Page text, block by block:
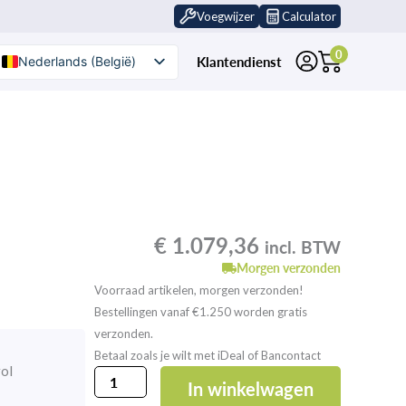
Voegwijzer Calculator
Nederlands (België)
Klantendienst 0
€ 1.079,36 incl. BTW
Morgen verzonden
Voorraad artikelen, morgen verzonden!
Bestellingen vanaf €1.250 worden gratis
verzonden.
Betaal zoals je wilt met iDeal of Bancontact
GutJahr
AquaDrain
In winkelwagen